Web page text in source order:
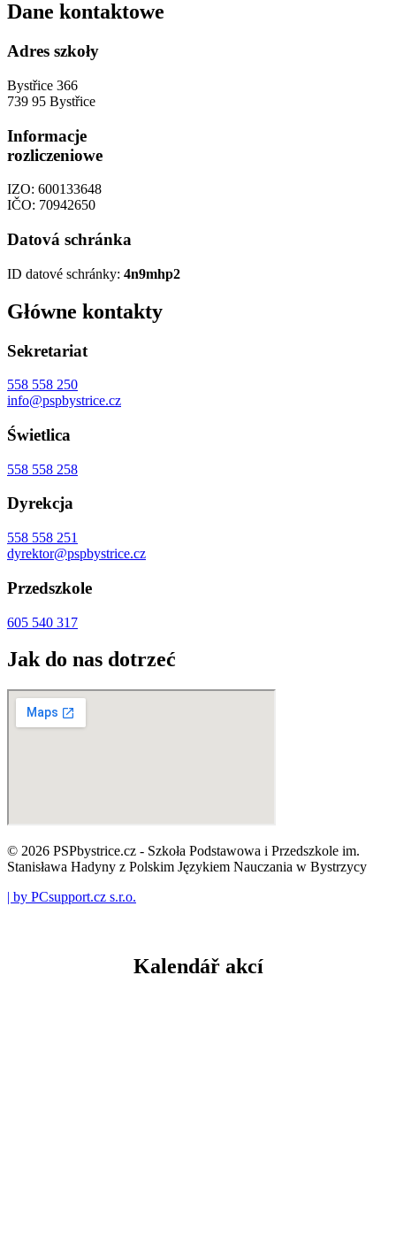
Dane kontaktowe
Adres szkoły
Bystřice 366
739 95 Bystřice
Informacje
rozliczeniowe
IZO: 600133648
IČO: 70942650
Datová schránka
ID datové schránky: 4n9mhp2
Główne kontakty
Sekretariat
558 558 250
info@pspbystrice.cz
Świetlica
558 558 258
Dyrekcja
558 558 251
dyrektor@pspbystrice.cz
Przedszkole
605 540 317
Jak do nas dotrzeć
© 2026 PSPbystrice.cz - Szkoła Podstawowa i Przedszkole im.
Stanisława Hadyny z Polskim Językiem Nauczania w Bystrzycy
| by PCsupport.cz s.r.o.
Kalendář akcí